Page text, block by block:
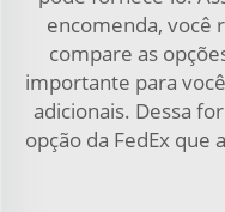
encomenda, você
compare as
importante para
adicionais. Dessa
opção da FedEx que